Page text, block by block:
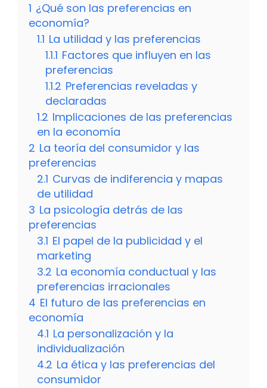
1 ¿Qué son las preferencias en
economía?
1.1 La utilidad y las preferencias
1.1.1 Factores que influyen en las
preferencias
1.1.2 Preferencias reveladas y
declaradas
1.2 Implicaciones de las preferencias
en la economía
2 La teoría del consumidor y las
preferencias
2.1 Curvas de indiferencia y mapas
de utilidad
3 La psicología detrás de las
preferencias
3.1 El papel de la publicidad y el
marketing
3.2 La economía conductual y las
preferencias irracionales
4 El futuro de las preferencias en
economía
4.1 La personalización y la
individualización
4.2 La ética y las preferencias del
consumidor